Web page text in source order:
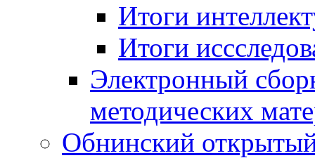
Итоги
Итоги
Электронный
методических
Обнинский